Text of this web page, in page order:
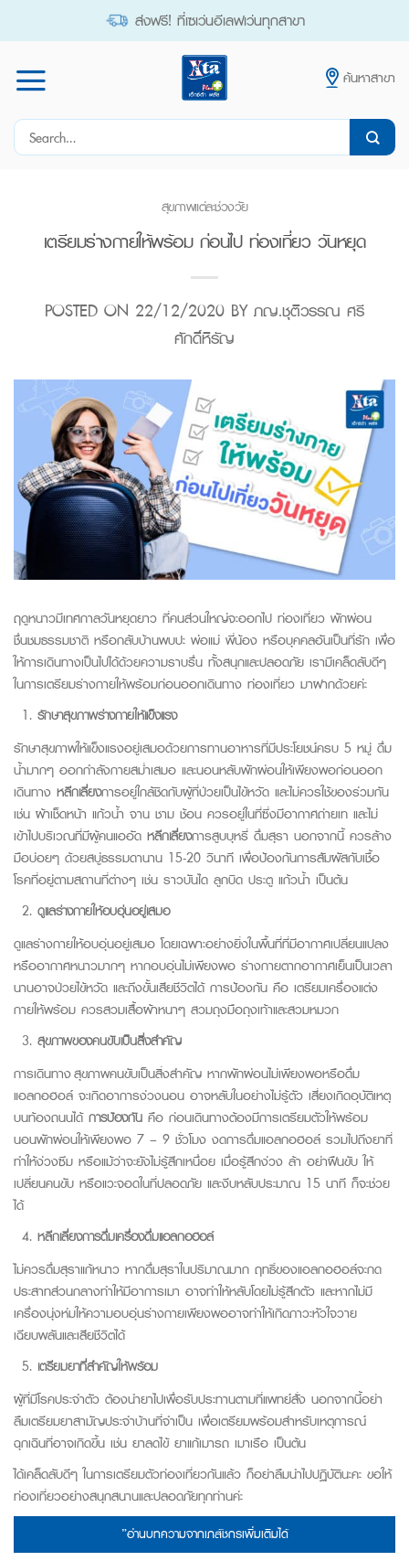
ส่งฟรี! ที่เซเว่นอีเลฟเว่นทุกสาขา
ค้นหาสาขา
Search
สุขภาพแต่ละช่วงวัย
เตรียมร่างกายให้พร้อม ก่อนไป ท่องเที่ยว วันหยุด
POSTED ON 22/12/2020 BYภญ.ชุติวรรณ ศรี
ศักดิ์หิรัญ
ฤดูหนาวมีเทศกาลวันหยุดยาว ที่คนส่วนใหญ่จะออกไป ท่องเที่ยว พักผ่อน
ชื่นชมธรรมชาติ หรือกลับบ้านพบปะ พ่อแม่ พี่น้อง หรือบุคคลอันเป็นที่รัก เพื่อ
ให้การเดินทางเป็นไปได้ด้วยความราบรื่น ทั้งสนุกและปลอดภัย เรามีเคล็ดลับดีๆ
ในการเตรียมร่างกายให้พร้อมก่อนออกเดินทาง ท่องเที่ยว มาฝากด้วยค่ะ
รักษาสุขภาพร่างกายให้แข็งแรง
รักษาสุขภาพให้แข็งแรงอยู่เสมอด้วยการทานอาหารที่มีประโยชน์ครบ 5 หมู่ ดื่ม
น้ำมากๆ ออกกำลังกายสม่ำเสมอ และนอนหลับพักผ่อนให้เพียงพอก่อนออก
เดินทาง หลีกเลี่ยงการอยู่ใกล้ชิดกับผู้ที่ป่วยเป็นไข้หวัด และไม่ควรใช้ของร่วมกัน
เช่น ผ้าเช็ดหน้า แก้วน้ำ จาน ชาม ช้อน ควรอยู่ในที่ซึ่งมีอากาศถ่ายเท และไม่
เข้าไปบริเวณที่มีผู้คนแออัด หลีกเลี่ยงการสูบบุหรี่ ดื่มสุรา นอกจากนี้ ควรล้าง
มือบ่อยๆ ด้วยสบู่ธรรมดานาน 15-20 วินาที เพื่อป้องกันการสัมผัสกับเชื้อ
โรคที่อยู่ตามสถานที่ต่างๆ เช่น ราวบันได ลูกบิด ประตู แก้วน้ำ เป็นต้น
ดูแลร่างกายให้อบอุ่นอยู่เสมอ
ดูแลร่างกายให้อบอุ่นอยู่เสมอ โดยเฉพาะอย่างยิ่งในพื้นที่ที่มีอากาศเปลี่ยนแปลง
หรืออากาศหนาวมากๆ หากอบอุ่นไม่เพียงพอ ร่างกายตากอากาศเย็นเป็นเวลา
นานอาจป่วยไข้หวัด และถึงขั้นเสียชีวิตได้ การป้องกัน คือ เตรียมเครื่องแต่ง
กายให้พร้อม ควรสวมเสื้อผ้าหนาๆ สวมถุงมือถุงเท้าและสวมหมวก
สุขภาพของคนขับเป็นสิ่งสำคัญ
การเดินทาง สุขภาพคนขับเป็นสิ่งสำคัญ หากพักผ่อนไม่เพียงพอหรือดื่ม
แอลกอฮอล์ จะเกิดอาการง่วงนอน อาจหลับในอย่างไม่รู้ตัว เสี่ยงเกิดอุบัติเหตุ
บนท้องถนนได้ การป้องกัน คือ ก่อนเดินทางต้องมีการเตรียมตัวให้พร้อม
นอนพักผ่อนให้เพียงพอ 7 – 9 ชั่วโมง งดการดื่มแอลกอฮอล์ รวมไปถึงยาที่
ทำให้ง่วงซึม หรือแม้ว่าจะยังไม่รู้สึกเหนื่อย เมื่อรู้สึกง่วง ล้า อย่าฝืนขับ ให้
เปลี่ยนคนขับ หรือแวะจอดในที่ปลอดภัย และงีบหลับประมาณ 15 นาที ก็จะช่วย
ได้
หลีกเลี่ยงการดื่มเครื่องดื่มแอลกอฮอล์
ไม่ควรดื่มสุราแก้หนาว หากดื่มสุราในปริมาณมาก ฤทธิ์ของแอลกอฮอล์จะกด
ประสาทส่วนกลางทำให้มีอาการเมา อาจทำให้หลับโดยไม่รู้สึกตัว และหากไม่มี
เครื่องนุ่งห่มให้ความอบอุ่นร่างกายเพียงพออาจทำให้เกิดภาวะหัวใจวาย
เฉียบพลันและเสียชีวิตได้
เตรียมยาที่สำคัญให้พร้อม
ผู้ที่มีโรคประจำตัว ต้องนำยาไปเพื่อรับประทานตามที่แพทย์สั่ง นอกจากนี้อย่า
ลืมเตรียมยาสามัญประจำบ้านที่จำเป็น เพื่อเตรียมพร้อมสำหรับเหตุการณ์
ฉุกเฉินที่อาจเกิดขึ้น เช่น ยาลดไข้ ยาแก้เมารถ เมาเรือ เป็นต้น
ได้เคล็ดลับดีๆ ในการเตรียมตัวท่องเที่ยวกันแล้ว ก็อย่าลืมนำไปปฏิบัตินะคะ ขอให้
ท่องเที่ยวอย่างสนุกสนานและปลอดภัยทุกท่านค่ะ
”อ่านบทความจากเภสัชกรเพิ่มเติมได้